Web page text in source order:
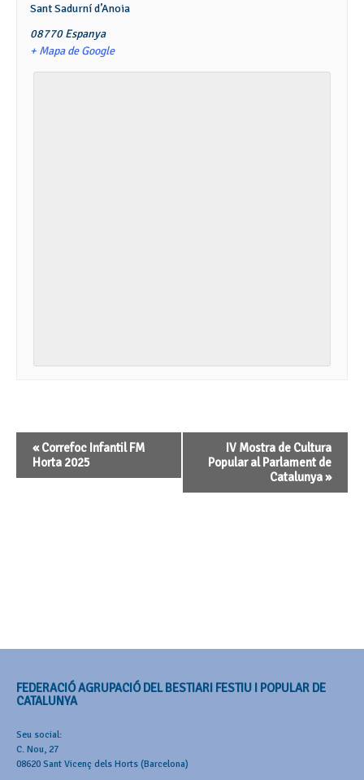
Sant Sadurní d’Anoia
08770Espanya
+ Mapa de Google
Navegació
d'Esdeveniment
«Correfoc Infantil FM
Horta 2025
IV Mostra de Cultura
Popular al Parlament de
Catalunya»
FEDERACIÓ AGRUPACIÓ DEL BESTIARI FESTIU I POPULAR DE
CATALUNYA
Seu social:
C. Nou, 27
08620 Sant Vicenç dels Horts (Barcelona)